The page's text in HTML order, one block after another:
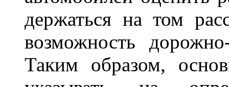
держаться на том
возможность
Таким образом,